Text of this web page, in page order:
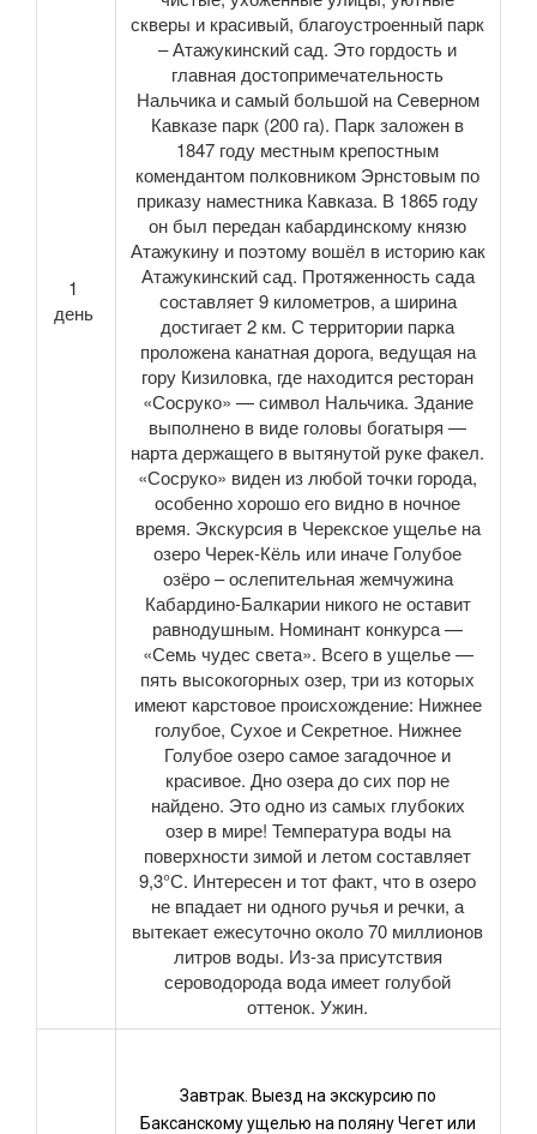
1
день
скверы и красивый, благоустроенный парк
– Атажукинский сад. Это гордость и
главная достопримечательность
Нальчика и самый большой на Северном
Кавказе парк (200 га). Парк заложен в
1847 году местным крепостным
комендантом полковником Эрнстовым по
приказу наместника Кавказа. В 1865 году
он был передан кабардинскому князю
Атажукину и поэтому вошёл в историю как
Атажукинский сад. Протяженность сада
составляет 9 километров, а ширина
достигает 2 км. С территории парка
проложена канатная дорога, ведущая на
гору Кизиловка, где находится ресторан
«Сосруко» — символ Нальчика. Здание
выполнено в виде головы богатыря —
нарта держащего в вытянутой руке факел.
«Сосруко» виден из любой точки города,
особенно хорошо его видно в ночное
время. Экскурсия в Черекское ущелье на
озеро Черек-Кёль или иначе Голубое
озёро – ослепительная жемчужина
Кабардино-Балкарии никого не оставит
равнодушным. Номинант конкурса —
«Семь чудес света». Всего в ущелье —
пять высокогорных озер, три из которых
имеют карстовое происхождение: Нижнее
голубое, Сухое и Секретное. Нижнее
Голубое озеро самое загадочное и
красивое. Дно озера до сих пор не
найдено. Это одно из самых глубоких
озер в мире! Температура воды на
поверхности зимой и летом составляет
9,3°С. Интересен и тот факт, что в озеро
не впадает ни одного ручья и речки, а
вытекает ежесуточно около 70 миллионов
литров воды. Из-за присутствия
сероводорода вода имеет голубой
оттенок. Ужин.
Завтрак. Выезд на экскурсию по
Баксанскому ущелью на поляну Чегет или